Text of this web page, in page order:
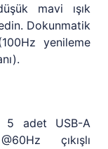
mavi ışık
Dokunmatik
yenileme
5 adet USB-A
çıkışlı